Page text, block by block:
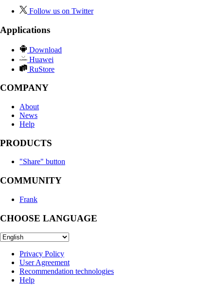
Follow us on Twitter
Applications
Download
Huawei
RuStore
COMPANY
About
News
Help
PRODUCTS
"Share" button
COMMUNITY
Frank
CHOOSE LANGUAGE
Privacy Policy
User Agreement
Recommendation technologies
Help